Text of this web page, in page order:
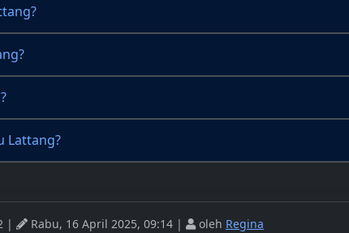
Lattang?
| Rabu, 16 April 2025, 09:14 | oleh Regina